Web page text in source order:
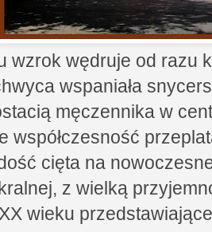
wzrok wędruje od razu
wspaniała
męczennika w
współczesność
cięta na
z wielką
wieku